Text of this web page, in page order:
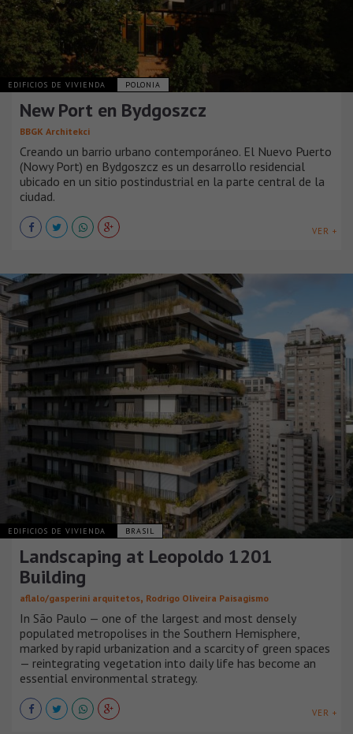
EDIFICIOS DE VIVIENDA POLONIA
New Port en Bydgoszcz
BBGK Architekci
Creando un barrio urbano contemporáneo. El Nuevo Puerto
(Nowy Port) en Bydgoszcz es un desarrollo residencial
ubicado en un sitio postindustrial en la parte central de la
ciudad.
VER +
EDIFICIOS DE VIVIENDA BRASIL
Landscaping at Leopoldo 1201
Building
aflalo/gasperini arquitetos, Rodrigo Oliveira Paisagismo
In São Paulo — one of the largest and most densely
populated metropolises in the Southern Hemisphere,
marked by rapid urbanization and a scarcity of green spaces
— reintegrating vegetation into daily life has become an
essential environmental strategy.
VER +